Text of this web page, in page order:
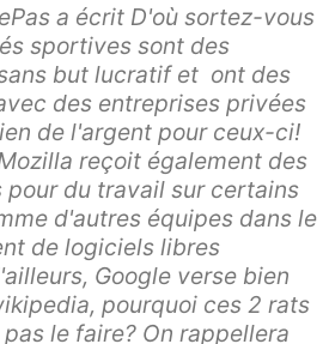
a écrit D'où sortez-vous
sportives sont des
but lucratif et ont des
des entreprises privées
de l'argent pour ceux-ci!
reçoit également des
pour du travail sur certains
d'autres équipes dans le
de logiciels libres
Google verse bien
pourquoi ces 2 rats
le faire? On rappellera